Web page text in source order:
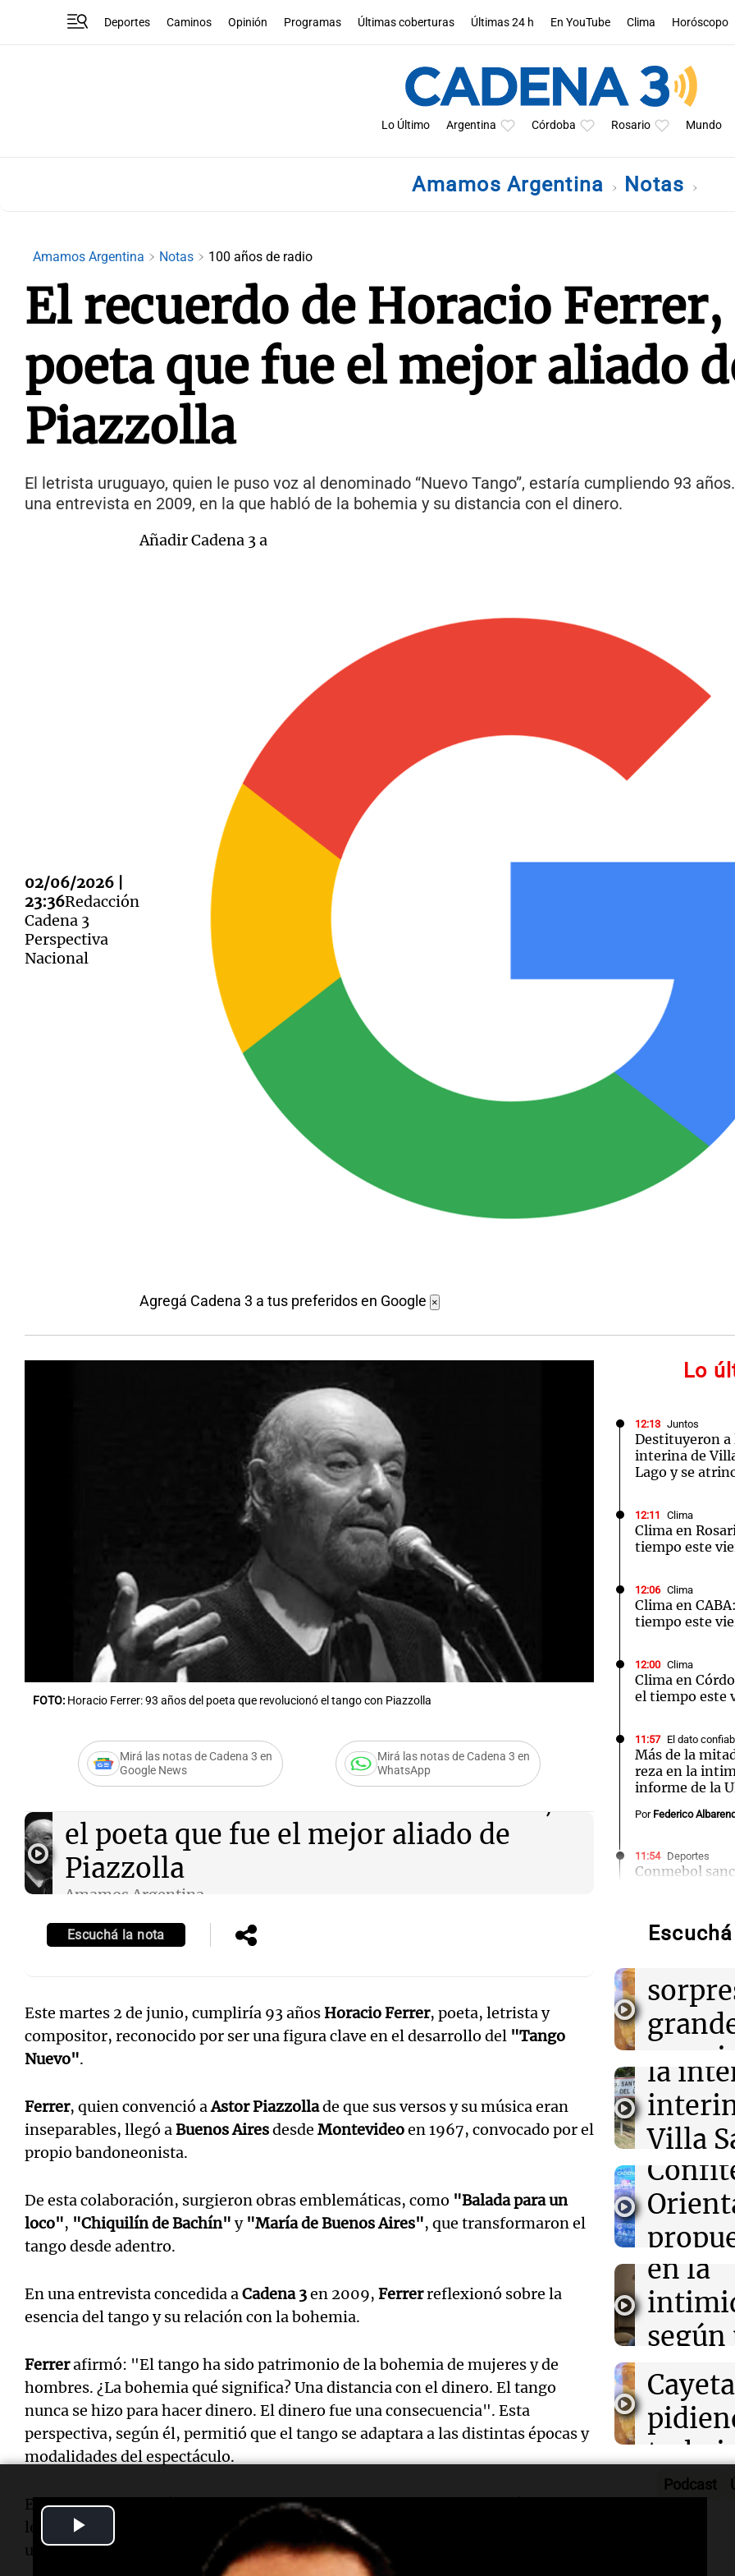
Deportes Caminos Opinión Programas Últimas coberturas Últimas 24 h En YouTube Clima Horóscopo
Lo Último Argentina Córdoba Rosario Mundo
Amamos Argentina Notas
Amamos Argentina Notas 100 años de radio
El recuerdo de Horacio Ferrer,
poeta que fue el mejor aliado
Piazzolla
El letrista uruguayo, quien le puso voz al denominado “Nuevo Tango”, estaría cumpliendo 93 años.
una entrevista en 2009, en la que habló de la bohemia y su distancia con el dinero.
02/06/2026 |
23:36Redacción
Cadena 3
Perspectiva
Nacional
Añadir Cadena 3 a
Agregá Cadena 3 a tus preferidos en Google ×
FOTO: Horacio Ferrer: 93 años del poeta que revolucionó el tango con Piazzolla
Mirá las notas de Cadena 3 en
Google News
Mirá las notas de Cadena 3 en
WhatsApp
el poeta que fue el mejor aliado de
Piazzolla
Amamos Argentina
Escuchá la nota
Este martes 2 de junio, cumpliría 93 añosHoracio Ferrer, poeta, letrista y
compositor, reconocido por ser una figura clave en el desarrollo del "Tango
Nuevo".
Ferrer, quien convenció aAstor Piazzollade que sus versos y su música eran
inseparables, llegó aBuenos Airesdesde Montevideoen 1967, convocado por el
propio bandoneonista.
De esta colaboración, surgieron obras emblemáticas, como "Balada para un
loco", "Chiquilín de Bachín" y "María de Buenos Aires", que transformaron el
tango desde adentro.
En una entrevista concedida aCadena 3en 2009, Ferrerreflexionó sobre la
esencia del tango y su relación con la bohemia.
Ferrerafirmó: "El tango ha sido patrimonio de la bohemia de mujeres y de
hombres. ¿La bohemia qué significa? Una distancia con el dinero. El tango
nunca se hizo para hacer dinero. El dinero fue una consecuencia". Esta
perspectiva, según él, permitió que el tango se adaptara a las distintas épocas y
modalidades del espectáculo.
El poeta, que falleció en Buenos Airesel 21 de diciembre de 2014, dejó un
legado imborrable. Sus cenizas fueron dispersadas en el
uniendo así su
natal y laArgentinaque lo adoptó.
Lo
12:13 Juntos
Destituyeron
interina de
Lago y se
12:11 Clima
Clima en
tiempo este
12:06 Clima
Clima en
tiempo este
12:00 Clima
Clima en
el tiempo este
11:57 El dato
Más de la
reza en la
informe de la
Por Federico
11:54 Deportes
Conmebol
novedad de la
premium"
"Tiene que
Kennel Club
perros
11:39 Mundo
Un hombre se
de ébola más
sin recibir
La
los
Noticias
Episodios
la
Villa
Cruz
se
Juntos
Episodios
Audio.
de
cultural
Noticias
Episodios
Audio.
la
en la
según
UBA
El dato
Episodios
Audio.
de
en
Audio.
que
el
Audio.
Podcast
Editorial
Notas
Mundial 2026 La Sole en Cadena 3 Cadena 3